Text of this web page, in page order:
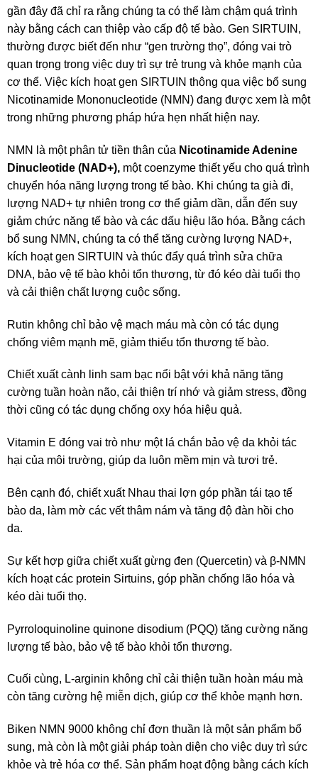
gần đây đã chỉ ra rằng chúng ta có thể làm chậm quá trình
này bằng cách can thiệp vào cấp độ tế bào. Gen SIRTUIN,
thường được biết đến như “gen trường thọ”, đóng vai trò
quan trọng trong việc duy trì sự trẻ trung và khỏe mạnh của
cơ thể. Việc kích hoạt gen SIRTUIN thông qua việc bổ sung
Nicotinamide Mononucleotide (NMN) đang được xem là một
trong những phương pháp hứa hẹn nhất hiện nay.
NMN là một phân tử tiền thân của Nicotinamide Adenine
Dinucleotide (NAD+), một coenzyme thiết yếu cho quá trình
chuyển hóa năng lượng trong tế bào. Khi chúng ta già đi,
lượng NAD+ tự nhiên trong cơ thể giảm dần, dẫn đến suy
giảm chức năng tế bào và các dấu hiệu lão hóa. Bằng cách
bổ sung NMN, chúng ta có thể tăng cường lượng NAD+,
kích hoạt gen SIRTUIN và thúc đẩy quá trình sửa chữa
DNA, bảo vệ tế bào khỏi tổn thương, từ đó kéo dài tuổi thọ
và cải thiện chất lượng cuộc sống.
Rutin không chỉ bảo vệ mạch máu mà còn có tác dụng
chống viêm mạnh mẽ, giảm thiểu tổn thương tế bào.
Chiết xuất cành linh sam bạc nổi bật với khả năng tăng
cường tuần hoàn não, cải thiện trí nhớ và giảm stress, đồng
thời cũng có tác dụng chống oxy hóa hiệu quả.
Vitamin E đóng vai trò như một lá chắn bảo vệ da khỏi tác
hại của môi trường, giúp da luôn mềm mịn và tươi trẻ.
Bên cạnh đó, chiết xuất Nhau thai lợn góp phần tái tạo tế
bào da, làm mờ các vết thâm nám và tăng độ đàn hồi cho
da.
Sự kết hợp giữa chiết xuất gừng đen (Quercetin) và β-NMN
kích hoạt các protein Sirtuins, góp phần chống lão hóa và
kéo dài tuổi thọ.
Pyrroloquinoline quinone disodium (PQQ) tăng cường năng
lượng tế bào, bảo vệ tế bào khỏi tổn thương.
Cuối cùng, L-arginin không chỉ cải thiện tuần hoàn máu mà
còn tăng cường hệ miễn dịch, giúp cơ thể khỏe mạnh hơn.
Biken NMN 9000 không chỉ đơn thuần là một sản phẩm bổ
sung, mà còn là một giải pháp toàn diện cho việc duy trì sức
khỏe và trẻ hóa cơ thể. Sản phẩm hoạt động bằng cách kích